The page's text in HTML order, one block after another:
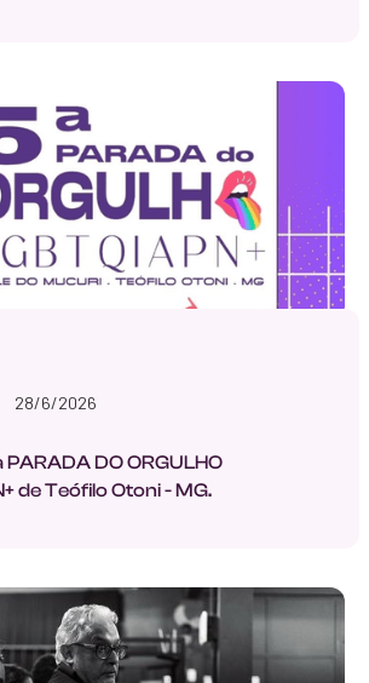
28/6/2026
PARADA DO ORGULHO
de Teófilo Otoni - MG.